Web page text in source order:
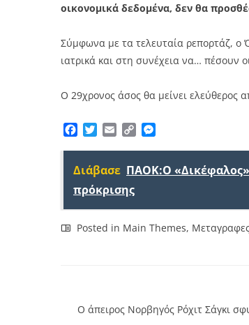
οικονομικά δεδομένα, δεν θα
Σύμφωνα με τα τελευταία ρεπορτάζ, ο
ιατρικά και στη συνέχεια να… πέσουν
Ο 29χρονος άσος θα μείνει ελεύθερος
Facebook
TwitterEmailCopy
Διάβασε ΠΑΟΚ:Ο «Δικέφαλος»
πρόκρισης
Posted in Main Themes,
Ο άπειρος Νορβηγός Ρόχιτ Σάγκι